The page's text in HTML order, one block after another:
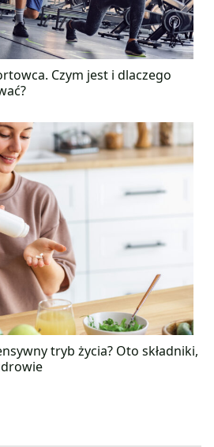
Czym jest i dlaczego
tryb życia? Oto składniki,